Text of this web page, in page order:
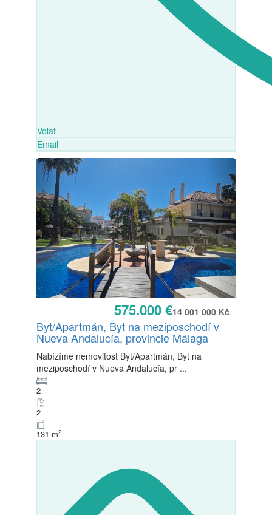
Volat
Email
K dispozici
575.000 €14 001 000 Kč
Byt/Apartmán, Byt na meziposchodí v
Nueva Andalucía, provincie Málaga
Nabízíme nemovitost Byt/Apartmán, Byt na
meziposchodí v Nueva Andalucía, pr ...
2
2
131 m2